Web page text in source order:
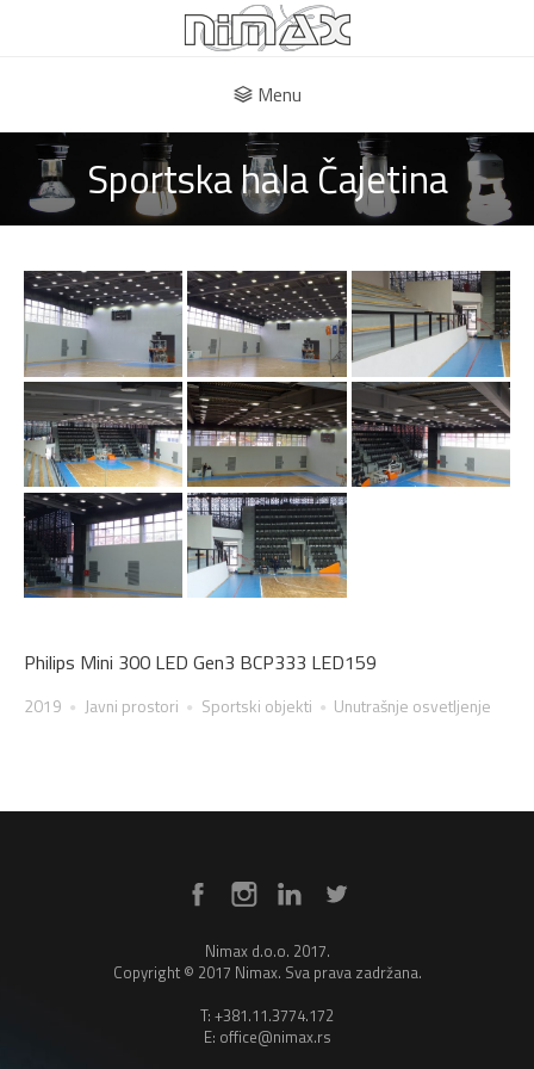
Menu
Sportska hala Čajetina
Philips Mini 300 LED Gen3 BCP333 LED159
2019 Javni prostori Sportski objekti Unutrašnje osvetljenje
Nimax d.o.o. 2017.
Copyright © 2017 Nimax. Sva prava zadržana.
T: +381.11.3774.172
E: office@nimax.rs